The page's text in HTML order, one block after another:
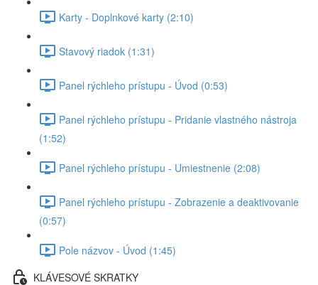
Karty - Doplnkové karty (2:10)
Stavový riadok (1:31)
Panel rýchleho prístupu - Úvod (0:53)
Panel rýchleho prístupu - Pridanie vlastného nástroja
(1:52)
Panel rýchleho prístupu - Umiestnenie (2:08)
Panel rýchleho prístupu - Zobrazenie a deaktivovanie
(0:57)
Pole názvov - Úvod (1:45)
KLÁVESOVÉ SKRATKY